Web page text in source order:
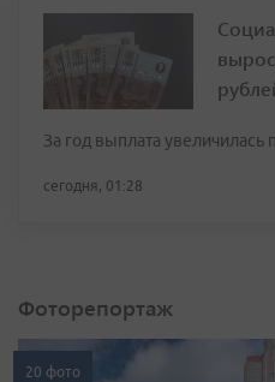
За год выплата
сегодня, 01:28
Фоторепортаж
20 фото